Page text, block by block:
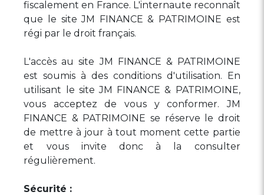
fiscalement en France. L'internaute reconnaît
que le site JM FINANCE & PATRIMOINE est
régi par le droit français.
L'accès au site JM FINANCE & PATRIMOINE
est soumis à des conditions d'utilisation. En
utilisant le site JM FINANCE & PATRIMOINE,
vous acceptez de vous y conformer. JM
FINANCE & PATRIMOINE se réserve le droit
de mettre à jour à tout moment cette partie
et vous invite donc à la consulter
régulièrement.
Sécurité :